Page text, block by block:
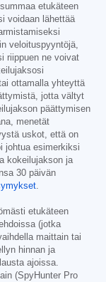
etukäteen
voidaan lähettää
veloituspyyntöjä,
riippuen ne voivat
ottamalla yhteyttä
jotta vältyt
päättymisen
menetät
uskot, että on
johtua esimerkiksi
kokeilujakson ja
30 päivän
.
etukäteen
(jotka
maittain tai
hinnan ja
ajoissa.
(SpyHunter Pro